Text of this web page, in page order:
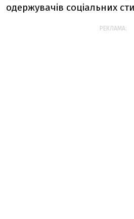
одержувачів соціальних
РЕКЛАМА: